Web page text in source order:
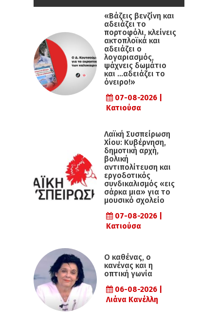
«Βάζεις βενζίνη και
αδειάζει το
πορτοφόλι, κλείνεις
ακτοπλοϊκά και
αδειάζει ο
λογαριασμός,
ψάχνεις δωμάτιο
και …αδειάζει το
όνειρο!»
07-08-2026 |
Κατιούσα
Λαϊκή Συσπείρωση
Χίου: Κυβέρνηση,
δημοτική αρχή,
βολική
αντιπολίτευση και
εργοδοτικός
συνδικαλισμός «εις
σάρκα μια» για το
μουσικό σχολείο
07-08-2026 |
Κατιούσα
Ο καθένας, ο
κανένας και η
οπτική γωνία
06-08-2026 |
Λιάνα Κανέλλη